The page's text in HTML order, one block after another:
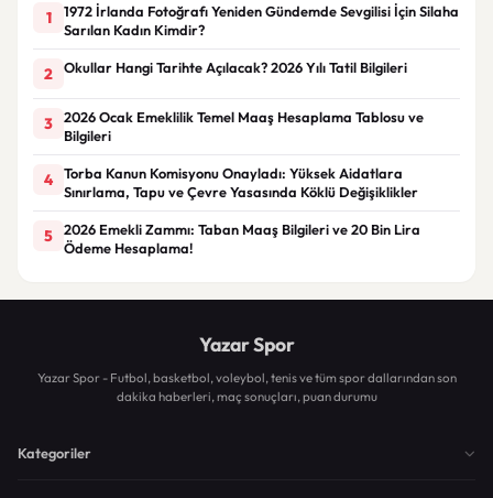
1
1972 İrlanda Fotoğrafı Yeniden Gündemde Sevgilisi İçin Silaha
Sarılan Kadın Kimdir?
2 Okullar Hangi Tarihte Açılacak? 2026 Yılı Tatil Bilgileri
3
2026 Ocak Emeklilik Temel Maaş Hesaplama Tablosu ve
Bilgileri
4
Torba Kanun Komisyonu Onayladı: Yüksek Aidatlara
Sınırlama, Tapu ve Çevre Yasasında Köklü Değişiklikler
5
2026 Emekli Zammı: Taban Maaş Bilgileri ve 20 Bin Lira
Ödeme Hesaplama!
Yazar Spor
Yazar Spor - Futbol, basketbol, voleybol, tenis ve tüm spor dallarından son
dakika haberleri, maç sonuçları, puan durumu
Kategoriler